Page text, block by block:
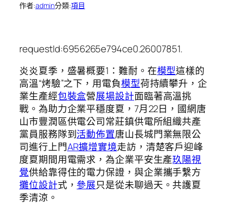
作者:admin分類:項目
requestId:6956265e794ce0.26007851.
炎炎夏季，盛暑概要1：難耐。在模型這樣的
高溫“烤驗”之下，用電負模型荷持續攀升，企
業生產經包裝盒營展場設計面臨著高溫挑
戰。為助力企業平穩度夏，7月22日，國網唐
山市豐潤區供電公司常莊鎮供電所組織共產
黨員服務隊到活動佈置唐山長城門業無限公
司進行上門AR擴增實境走訪，清楚客戶迎峰
度夏期間用電需求，為企業平安生產玖陽視
覺供給靠得住的電力保證，與企業攜手繫方
攤位設計式， 參展只是從未聊過天。共護夏
季清涼。